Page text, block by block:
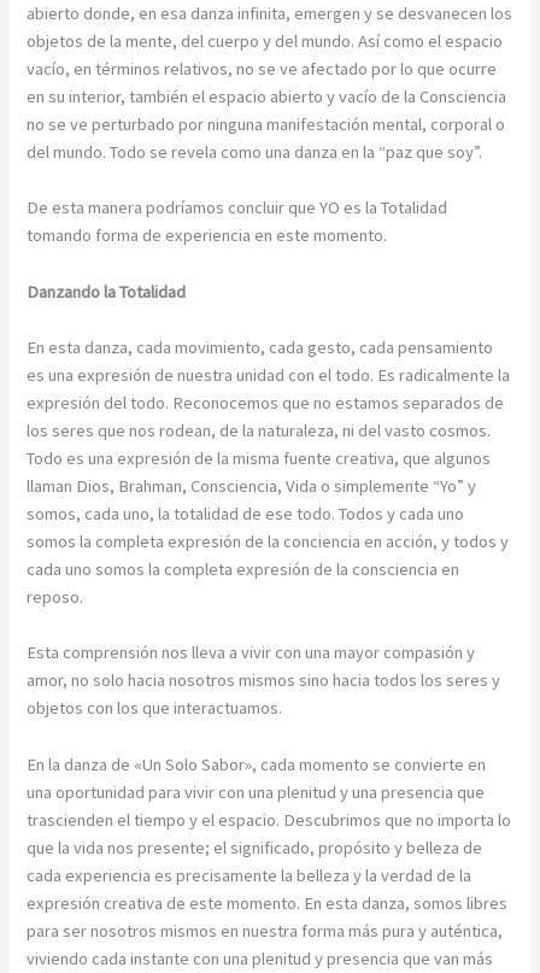
abierto donde, en esa danza infinita, emergen y se desvanecen los
objetos de la mente, del cuerpo y del mundo. Así como el espacio
vacío, en términos relativos, no se ve afectado por lo que ocurre
en su interior, también el espacio abierto y vacío de la Consciencia
no se ve perturbado por ninguna manifestación mental, corporal o
del mundo. Todo se revela como una danza en la “paz que soy”.
De esta manera podríamos concluir que YO es la Totalidad
tomando forma de experiencia en este momento.
Danzando la Totalidad
En esta danza, cada movimiento, cada gesto, cada pensamiento
es una expresión de nuestra unidad con el todo. Es radicalmente la
expresión del todo. Reconocemos que no estamos separados de
los seres que nos rodean, de la naturaleza, ni del vasto cosmos.
Todo es una expresión de la misma fuente creativa, que algunos
llaman Dios, Brahman, Consciencia, Vida o simplemente “Yo” y
somos, cada uno, la totalidad de ese todo. Todos y cada uno
somos la completa expresión de la conciencia en acción, y todos y
cada uno somos la completa expresión de la consciencia en
reposo.
Esta comprensión nos lleva a vivir con una mayor compasión y
amor, no solo hacia nosotros mismos sino hacia todos los seres y
objetos con los que interactuamos.
En la danza de «Un Solo Sabor», cada momento se convierte en
una oportunidad para vivir con una plenitud y una presencia que
trascienden el tiempo y el espacio. Descubrimos que no importa lo
que la vida nos presente; el significado, propósito y belleza de
cada experiencia es precisamente la belleza y la verdad de la
expresión creativa de este momento. En esta danza, somos libres
para ser nosotros mismos en nuestra forma más pura y auténtica,
viviendo cada instante con una plenitud y presencia que van más